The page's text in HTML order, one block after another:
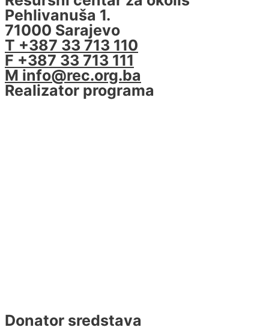
Pehlivanuša 1.
71000 Sarajevo
T +387 33 713 110
F +387 33 713 111
M info@rec.org.ba
Realizator programa
Donator sredstava